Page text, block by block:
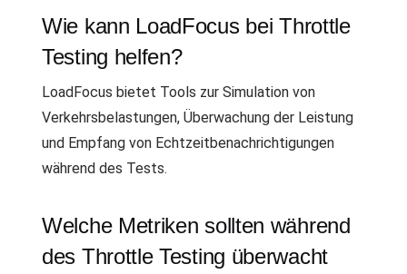
Wie kann LoadFocus bei Throttle
Testing helfen?
LoadFocus bietet Tools zur Simulation von
Verkehrsbelastungen, Überwachung der Leistung
und Empfang von Echtzeitbenachrichtigungen
während des Tests.
Welche Metriken sollten während
des Throttle Testing überwacht